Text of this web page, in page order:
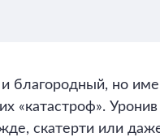
благородный, но
«катастроф».
скатерти или